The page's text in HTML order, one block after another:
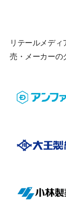
リテールメディ
売・メーカーの